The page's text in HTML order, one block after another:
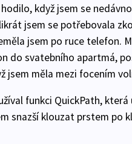
když jsem se
jsem se potřebovala
jsem po ruce telefon.
do svatebního apartmá,
jsem měla mezi focením
funkci QuickPath,
snazší klouzat prstem po